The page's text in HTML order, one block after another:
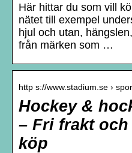
Här hittar du som vill
nätet till exempel
hjul och utan,
från märken som …
http s://www.stadium.se ›
Hockey &
– Fri frakt
köp